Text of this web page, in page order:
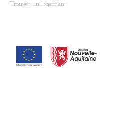
Trouver un logement